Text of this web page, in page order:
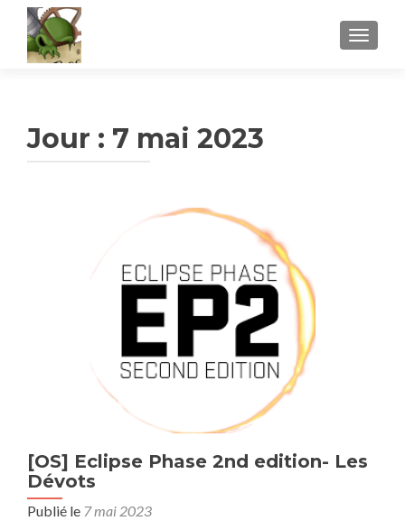
Jour : 7 mai 2023
[OS] Eclipse Phase 2nd edition- Les
Dévots
Publié le 7 mai 2023